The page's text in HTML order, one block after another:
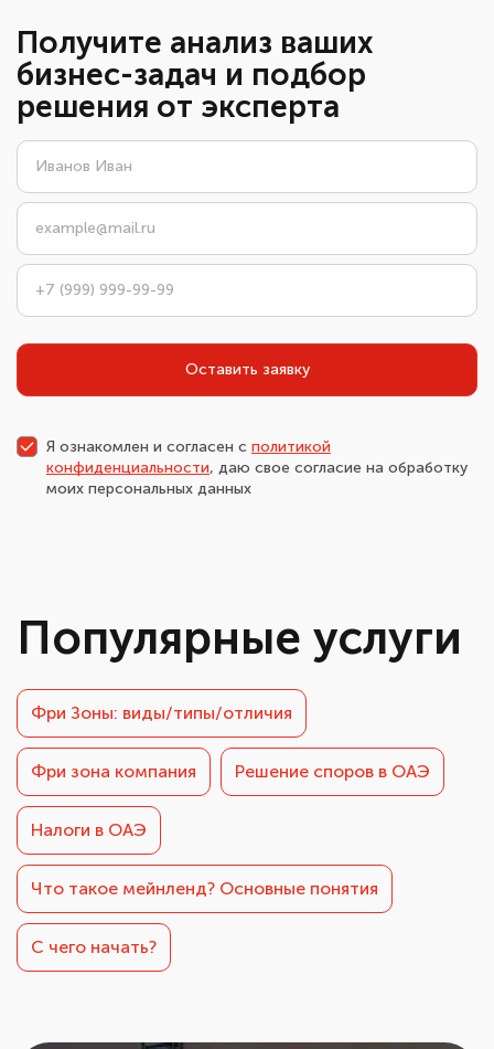
Получите анализ ваших
бизнес-задач и подбор
решения от эксперта
Оставить заявку
Я ознакомлен и согласен с политикой
конфиденциальности, даю свое согласие на обработку
моих персональных данных
Популярные услуги
Фри Зоны: виды/типы/отличия
Фри зона компания Решение споров в ОАЭ
Налоги в ОАЭ
Что такое мейнленд? Основные понятия
С чего начать?